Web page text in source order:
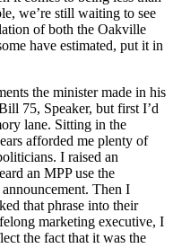
we’re still waiting to see
of both the Oakville
have estimated, put it in
the minister made in his
75, Speaker, but first I’d
lane. Sitting in the
afforded me plenty of
I raised an
an MPP use the
Then I
that phrase into their
marketing executive, I
the fact that it was the